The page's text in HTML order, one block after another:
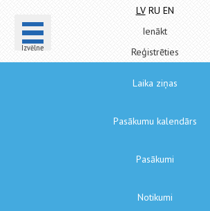
Izvēlne
LV RU EN
Ienākt
Reģistrēties
Laika ziņas
Pasākumu kalendārs
Pasākumi
Notikumi